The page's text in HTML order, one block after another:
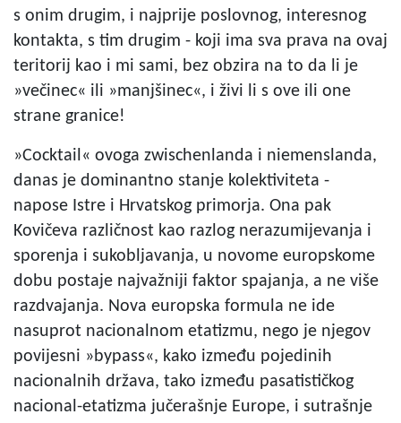
s onim drugim, i najprije poslovnog, interesnog
kontakta, s tim drugim - koji ima sva prava na ovaj
teritorij kao i mi sami, bez obzira na to da li je
»večinec« ili »manjšinec«, i živi li s ove ili one
strane granice!
»Cocktail« ovoga zwischenlanda i niemenslanda,
danas je dominantno stanje kolektiviteta -
napose Istre i Hrvatskog primorja. Ona pak
Kovičeva različnost kao razlog nerazumijevanja i
sporenja i sukobljavanja, u novome europskome
dobu postaje najvažniji faktor spajanja, a ne više
razdvajanja. Nova europska formula ne ide
nasuprot nacionalnom etatizmu, nego je njegov
povijesni »bypass«, kako između pojedinih
nacionalnih država, tako između pasatističkog
nacional-etatizma jučerašnje Europe, i sutrašnje